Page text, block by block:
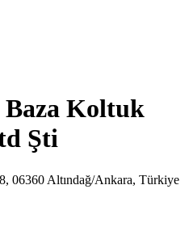
Koltuk
Şti
06360 Altındağ/Ankara, Türkiye